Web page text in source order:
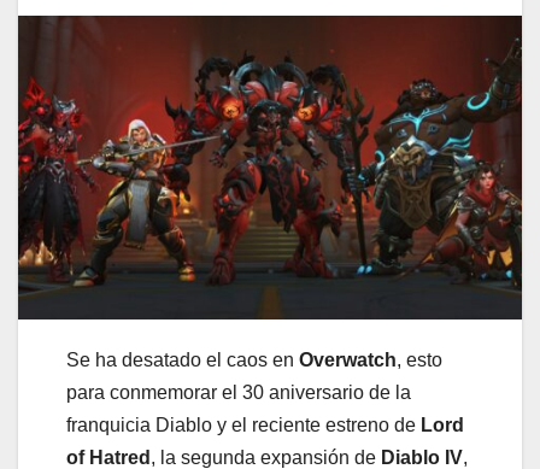
Se ha desatado el caos en Overwatch, esto
para conmemorar el 30 aniversario de la
franquicia Diablo y el reciente estreno de Lord
of Hatred , la segunda expansión de Diablo IV,